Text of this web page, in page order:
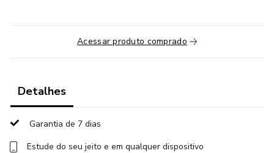
Acessar produto comprado
Detalhes
Garantia de 7 dias
Estude do seu jeito e em qualquer dispositivo